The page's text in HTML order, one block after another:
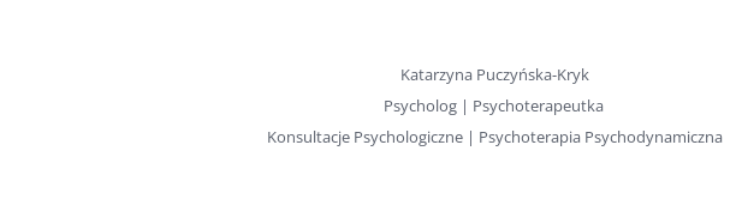
Katarzyna Puczyńska-Kryk
Psycholog | Psychoterapeutka
Konsultacje Psychologiczne | Psychoterapia Psychodynamiczna